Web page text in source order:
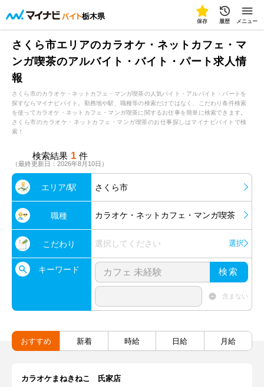
栃木県
保存 履歴 メニュー
さくら市エリアのカラオケ・ネットカフェ・マ
ンガ喫茶のアルバイト・バイト・パート求人情
報
さくら市のカラオケ・ネットカフェ・マンガ喫茶の人気バイト・アルバイト・パートを
探すならマイナビバイト。勤務地や駅、職種等の検索だけではなく、こだわり条件検索
を使ってカラオケ・ネットカフェ・マンガ喫茶に関するお仕事を簡単に検索できます。
さくら市のカラオケ・ネットカフェ・マンガ喫茶のお仕事探しはマイナビバイトで検
索！
検索結果 1 件
（最終更新日：2026年8月10日）
エリア/駅 さくら市
職種 カラオケ・ネットカフェ・マンガ喫茶
こだわり 選択してください 選択
キーワード 検索
含まない
おすすめ 新着 時給 日給 月給
カラオケまねきねこ 氏家店